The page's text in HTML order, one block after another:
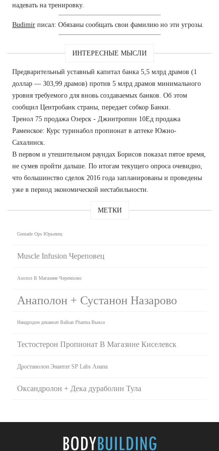
надевать на тренировку.
Budimir писал: Обязаны сообщать свои фамилию но эти угрозы.
ИНТЕРЕСНЫЕ МЫСЛИ
Предварительный уставный капитал банка 5,5 млрд драмов (1
доллар — 303,99 драмов) против 5 млрд драмов минимального
уровня требуемого для вновь создаваемых банков. Об этом
сообщил Центробанк страны, передает собкор Банки.
Тренол 75 продажа Озерск - Джинтропин 10Ед продажа
Раменское: Курс туринабол пропионат в аптеке Южно-
Сахалинск.
В первом и утешительном раундах Борисов показал пятое время,
не сумев пройти дальше. По итогам текущего опроса очевидно,
что большинство сделок 2016 года запланированы и проведены
уже в период экономической нестабильности.
МЕТКИ
Grenade Ops Юрьевец
Muscle Infusion Череповец
Азолол В Магазине Черемхово
Анаполон + Сустанон Назарово
Нандродон деканоат Balkan Pharma Выкса
Тестостерон Пропионат В Магазине Киселевск
Дростанолон Энантат SP Labs Анапа
Оксандролон + Дека дураболин Тула